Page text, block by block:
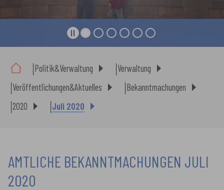
Politik&Verwaltung
Verwaltung
Veröffentlichungen&Aktuelles
Bekanntmachungen
2020
Juli 2020
AMTLICHE BEKANNTMACHUNGEN JULI
2020